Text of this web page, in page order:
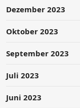
Dezember 2023
Oktober 2023
September 2023
Juli 2023
Juni 2023